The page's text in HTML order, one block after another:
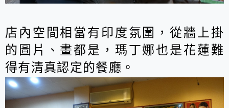
店內空間相當有印度氛圍，從牆上掛
的圖片、畫都是，瑪丁娜也是花蓮難
得有清真認定的餐廳。